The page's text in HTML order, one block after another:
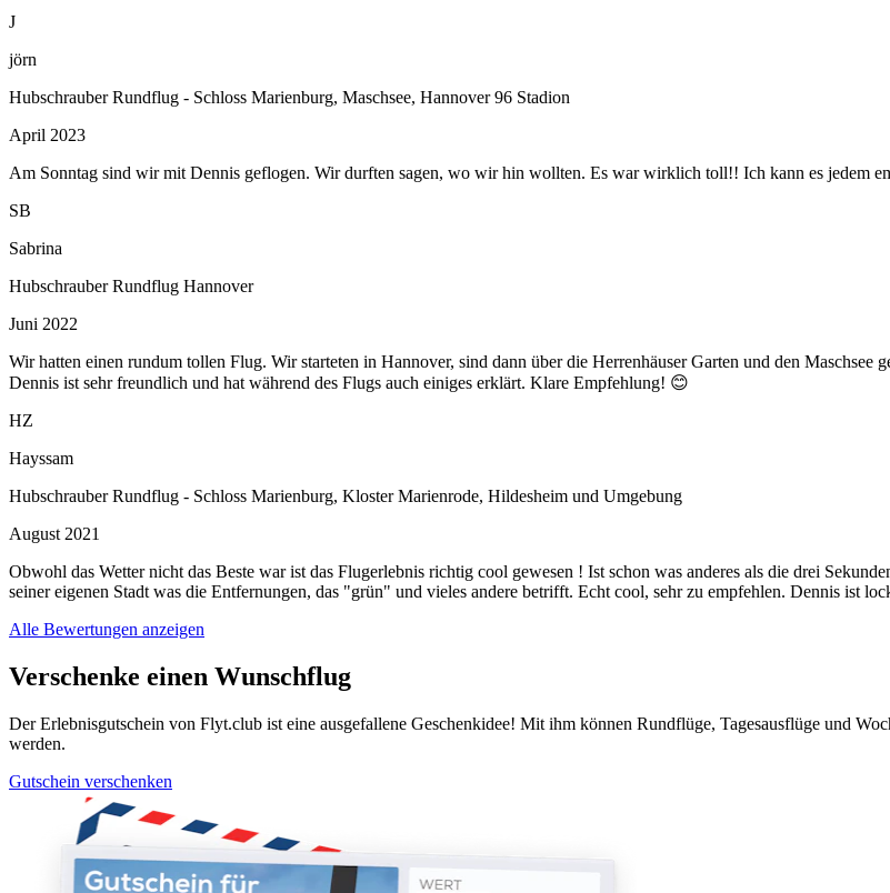
J
jörn
Hubschrauber Rundflug - Schloss Marienburg, Maschsee, Hannover 96 Stadion
April 2023
Am Sonntag sind wir mit Dennis geflogen. Wir durften sagen, wo wir hin wollten. Es war wirklich toll!! Ich kann es jedem
SB
Sabrina
Hubschrauber Rundflug Hannover
Juni 2022
Wir hatten einen rundum tollen Flug. Wir starteten in Hannover, sind dann über die Herrenhäuser Garten und den
Dennis ist sehr freundlich und hat während des Flugs auch einiges erklärt. Klare Empfehlung! 😊
HZ
Hayssam
Hubschrauber Rundflug - Schloss Marienburg, Kloster Marienrode, Hildesheim und Umgebung
August 2021
Obwohl das Wetter nicht das Beste war ist das Flugerlebnis richtig cool gewesen ! Ist schon was anderes als die drei
seiner eigenen Stadt was die Entfernungen, das "grün" und vieles andere betrifft. Echt cool, sehr zu empfehlen. Dennis ist
Alle Bewertungen anzeigen
Verschenke einen Wunschflug
Der Erlebnisgutschein von Flyt.club ist eine ausgefallene Geschenkidee! Mit ihm können Rundflüge, Tagesausflüge und
werden.
Gutschein verschenken